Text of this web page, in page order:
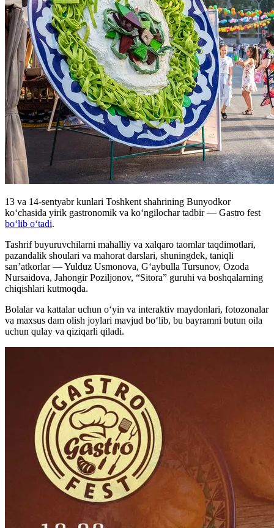
13 va 14-sentyabr kunlari Toshkent shahrining Bunyodkor
ko‘chasida yirik gastronomik va ko‘ngilochar tadbir — Gastro fest
bo‘lib o‘tadi.
Tashrif buyuruvchilarni mahalliy va xalqaro taomlar taqdimotlari,
pazandalik shoulari va mahorat darslari, shuningdek, taniqli
san’atkorlar — Yulduz Usmonova, G‘aybulla Tursunov, Ozoda
Nursaidova, Jahongir Poziljonov, “Sitora” guruhi va boshqalarning
chiqishlari kutmoqda.
Bolalar va kattalar uchun oʻyin va interaktiv maydonlari, fotozonalar
va maxsus dam olish joylari mavjud boʻlib, bu bayramni butun oila
uchun qulay va qiziqarli qiladi.